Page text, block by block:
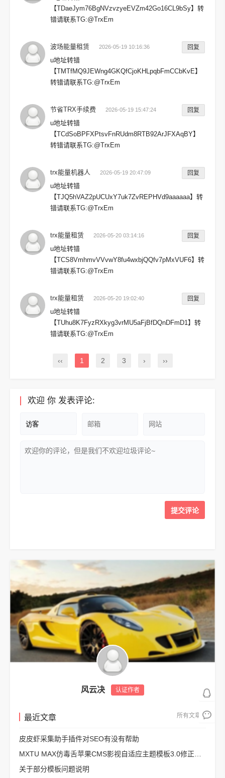
【TDaeJym76BgNVzvzyeEVZm42Go16CL9bSy】转
错请联系TG:@TrxEm
波场能量租赁 2026-05-19 10:16:36 回复
u地址转错
【TMTfMQ9JEWng4GKQfCjoKHLpqbFmCCbKvE】
转错请联系TG:@TrxEm
节省TRX手续费 2026-05-19 15:47:24 回复
u地址转错
【TCdSoBPFXPtsvFnRUdm8RTB92ArJFXAqBY】
转错请联系TG:@TrxEm
trx能量机器人 2026-05-19 20:47:09 回复
u地址转错
【TJQ5hVAZ2pUCUxY7uk7ZvREPHVd9aaaaaa】转
错请联系TG:@TrxEm
trx能量租赁 2026-05-20 03:14:16 回复
u地址转错
【TCS8VmhmvVVvwY8fu4wxbjQQfv7pMxVUF6】转
错请联系TG:@TrxEm
trx能量租赁 2026-05-20 19:02:40 回复
u地址转错
【TUhu8K7FyzRXkyg3vrMU5aFjBfDQnDFmD1】转
错请联系TG:@TrxEm
‹‹ 1 2 3 › ››
欢迎 你 发表评论:
风云决 认证作者
最近文章 所有文章
皮皮虾采集助手插件对SEO有没有帮助
关于部分模板问题说明